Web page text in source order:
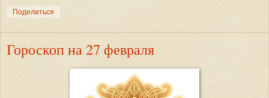
Поделиться
Гороскоп на 27 февраля